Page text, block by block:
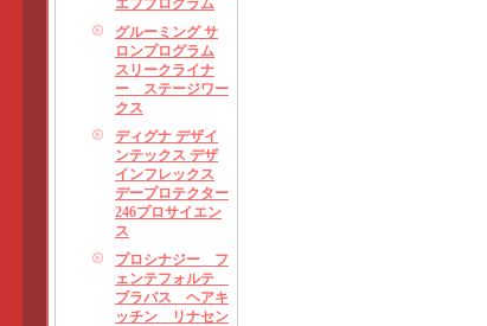
エフプログラム
グルーミング サ
ロンプログラム
スリークライナ
ー ステージワー
クス
ディグナ デザイ
ンテックス デザ
インフレックス
デープロテクター
246プロサイエン
ス
プロシナジー フ
ェンテフォルテ
ブラバス ヘアキ
ッチン リナセン